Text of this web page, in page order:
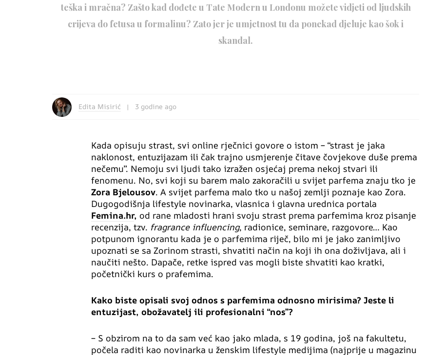
teška i mračna? Zašto kad dođete u Tate Modern u Londonu možete vidjeti od ljudskih
crijeva do fetusa u formalinu? Zato jer je umjetnost tu da ponekad djeluje kao šok i
skandal.
Edita Misirić 3 godine ago
Kada opisuju strast, svi online rječnici govore o istom – “strast je jaka
naklonost, entuzijazam ili čak trajno usmjerenje čitave čovjekove duše prema
nečemu”. Nemoju svi ljudi tako izražen osjećaj prema nekoj stvari ili
fenomenu. No, svi koji su barem malo zakoračili u svijet parfema znaju tko je
Zora Bjelousov. A svijet parfema malo tko u našoj zemlji poznaje kao Zora.
Dugogodišnja lifestyle novinarka, vlasnica i glavna urednica portala
Femina.hr, od rane mladosti hrani svoju strast prema parfemima kroz pisanje
recenzija, tzv. fragrance influencing, radionice, seminare, razgovore… Kao
potpunom ignorantu kada je o parfemima riječ, bilo mi je jako zanimljivo
upoznati se sa Zorinom strasti, shvatiti način na koji ih ona doživljava, ali i
naučiti nešto. Dapače, retke ispred vas mogli biste shvatiti kao kratki,
početnički kurs o prafemima.
Kako biste opisali svoj odnos s parfemima odnosno mirisima? Jeste li
entuzijast, obožavatelj ili profesionalni “nos”?
– S obzirom na to da sam već kao jako mlada, s 19 godina, još na fakultetu,
počela raditi kao novinarka u ženskim lifestyle medijima (najprije u magazinu